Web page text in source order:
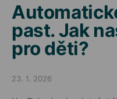
past. Jak
pro děti?
Posted on
23. 1. 2026